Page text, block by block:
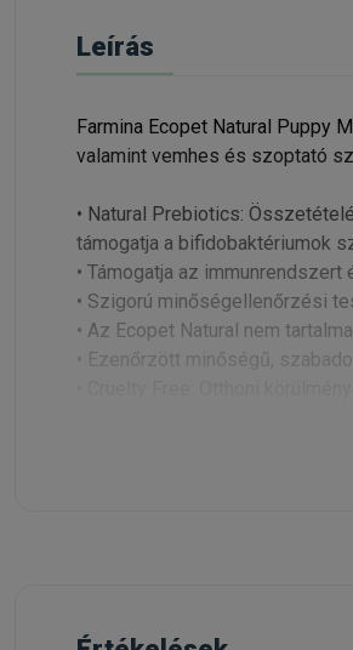
Leírás
Farmina Ecopet Natural Puppy
valamint vemhes és szoptató
• Natural Prebiotics:
támogatja a bifidobaktériumok
• Támogatja az
• Szigorú minőségellenőrzési
• Az Ecopet Natural nem
• Ezenőrzött minőségű,